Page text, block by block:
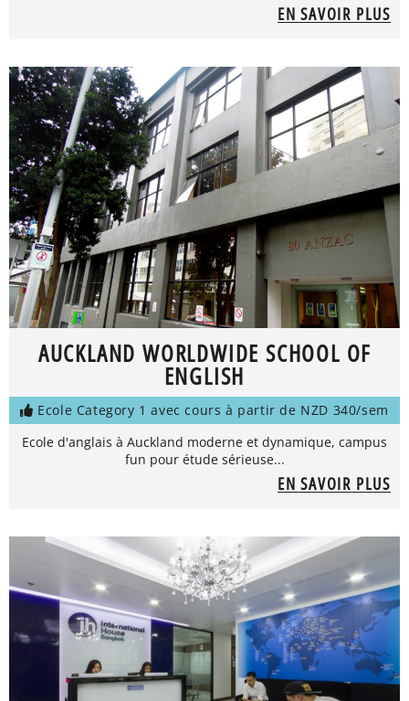
EN SAVOIR PLUS
AUCKLAND WORLDWIDE SCHOOL OF
ENGLISH
Ecole Category 1 avec cours à partir de NZD 340/sem
Ecole d'anglais à Auckland moderne et dynamique, campus
fun pour étude sérieuse...
EN SAVOIR PLUS